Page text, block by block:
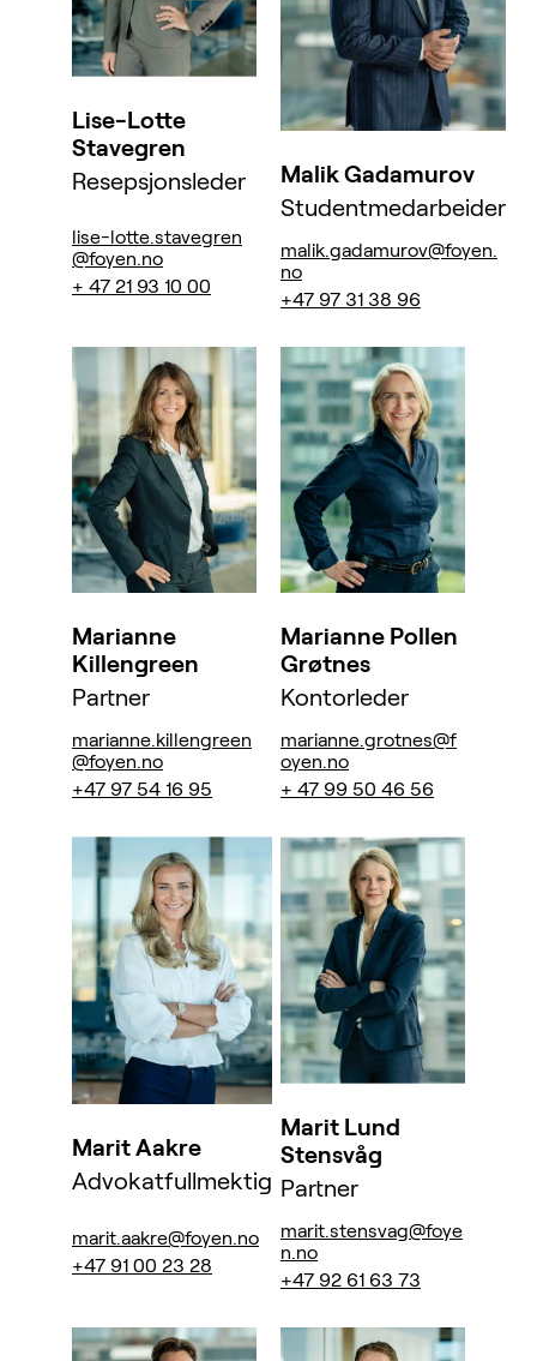
Lise-Lotte
Stavegren
Resepsjonsleder
lise-lotte.stavegren
@foyen.no
+ 47 21 93 10 00
Malik Gadamurov
Studentmedarbeider
malik.gadamurov@foyen.
no
+47 97 31 38 96
Marianne
Killengreen
Partner
marianne.killengreen
@foyen.no
+47 97 54 16 95
Marianne Pollen
Grøtnes
Kontorleder
marianne.grotnes@f
oyen.no
+ 47 99 50 46 56
Marit Aakre
Advokatfullmektig
marit.aakre@foyen.no
+47 91 00 23 28
Marit Lund
Stensvåg
Partner
marit.stensvag@foye
n.no
+47 92 61 63 73